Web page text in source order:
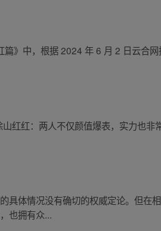
》中，根据 2024 年 6 月 2 日云合网
红红：两人不仅颜值爆表，实力也非
具体情况没有确切的权威定论。但在
也拥有众...